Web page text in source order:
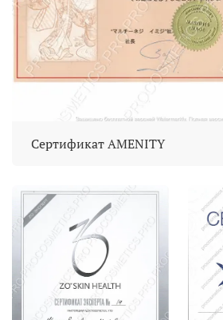
Сертификат AMENITY